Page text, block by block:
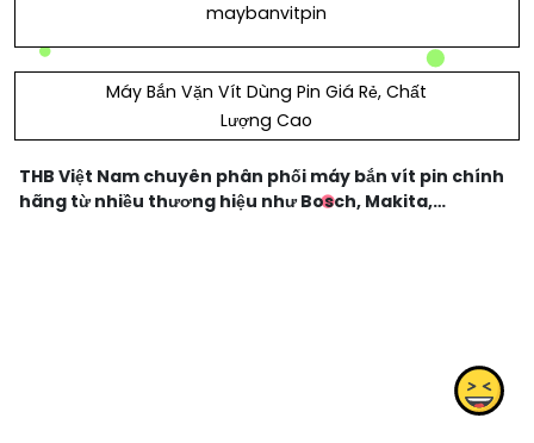
maybanvitpin
Máy Bắn Vặn Vít Dùng Pin Giá Rẻ, Chất
Lượng Cao
THB Việt Nam chuyên phân phối máy bắn vít pin chính
hãng từ nhiều thương hiệu như Bosch, Makita,